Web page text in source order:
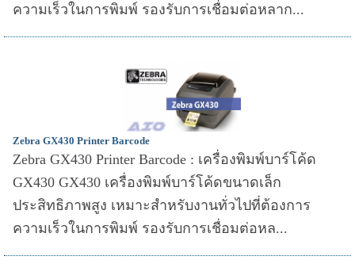
ความเร็วในการพิมพ์ รองรับการเชื่อมต่อหลาก...
Zebra GX430 Printer Barcode
Zebra GX430 Printer Barcode : เครื่องพิมพ์บาร์โค้ด
GX430 GX430 เครื่องพิมพ์บาร์โค้ดขนาดเล็ก
ประสิทธิภาพสูง เหมาะสำหรับงานทั่วไปที่ต้องการ
ความเร็วในการพิมพ์ รองรับการเชื่อมต่อหล...